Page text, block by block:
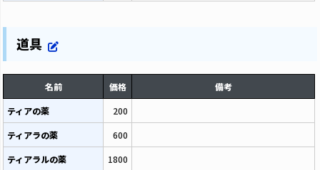
道具
名前 価格
備考
ティアの薬
200
ティアラの薬
600
ティアラルの薬
1800